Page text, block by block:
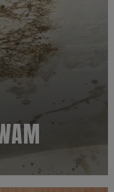
wanneer de
ontwikkeld en
onregelmatig van
lichter zijn. Als de